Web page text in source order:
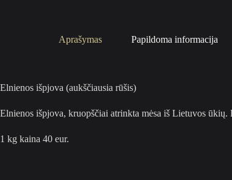
Aprašymas Papildoma informacija
Elnienos išpjova (aukščiausia rūšis)
Elnienos išpjova, kruopščiai atrinkta mėsa iš Lietuvos
1 kg kaina 40 eur.